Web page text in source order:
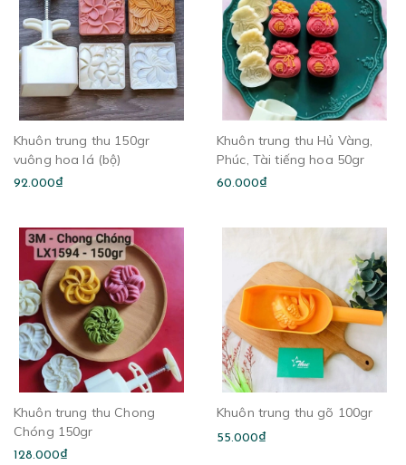
Khuôn trung thu 150gr
vuông hoa lá (bộ)
92.000₫
Khuôn trung thu Hủ Vàng,
Phúc, Tài tiếng hoa 50gr
60.000₫
Khuôn trung thu Chong
Chóng 150gr
128.000₫
Khuôn trung thu gõ 100gr
55.000₫